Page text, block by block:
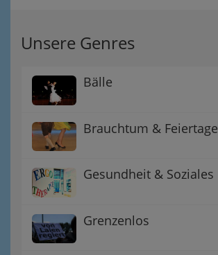
Unsere Genres
Bälle
Brauchtum & Feiertage
Gesundheit & Soziales
Grenzenlos